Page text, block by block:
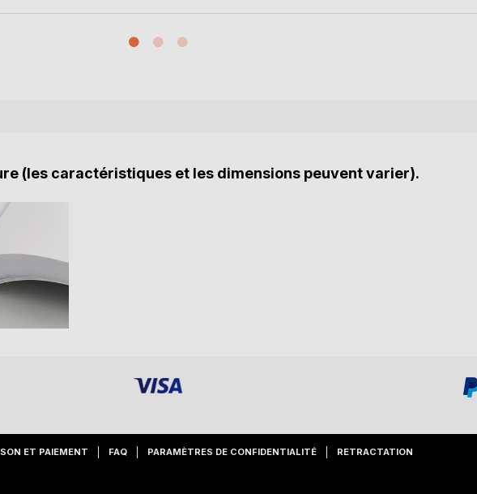
(les caractéristiques et les dimensions peuvent varier).
ET PAIEMENT FAQ PARAMÈTRES DE CONFIDENTIALITÉ RETRACTATION